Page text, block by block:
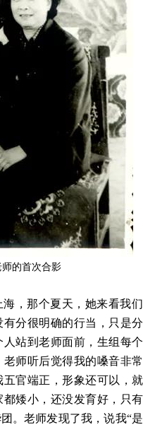
的首次合影
，那个夏天，她来看我们
分很明确的行当，只是分
站到老师面前，生组每个
师听后觉得我的嗓音非常
官端正，形象还可以，就
矮小，还没发育好，只有
。老师发现了我，说我“是